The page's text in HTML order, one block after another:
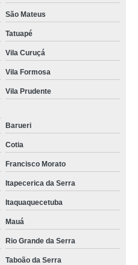
São Mateus
Tatuapé
Vila Curuçá
Vila Formosa
Vila Prudente
Barueri
Cotia
Francisco Morato
Itapecerica da Serra
Itaquaquecetuba
Mauá
Rio Grande da Serra
Taboão da Serra